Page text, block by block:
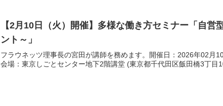
【2月10日（火）開催】多様な働き方セミナー「自
ント～」
フラウネッツ理事長の宮田が講師を務めます。開催日：2026年02
会場：東京しごとセンター地下2階講堂 (東京都千代田区飯田橋3丁